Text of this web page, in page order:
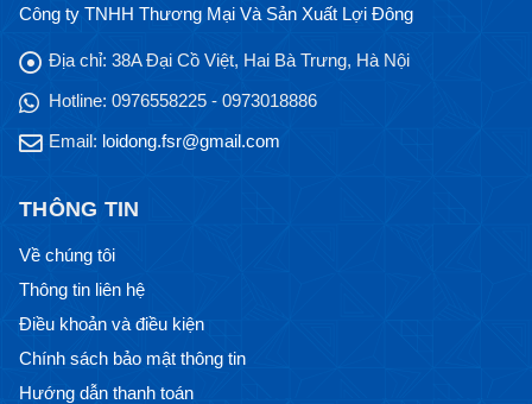
Công ty TNHH Thương Mại Và Sản Xuất Lợi Đông
Địa chỉ: 38A Đại Cồ Việt, Hai Bà Trưng, Hà Nội
Hotline: 0976558225 - 0973018886
Email: loidong.fsr@gmail.com
THÔNG TIN
Về chúng tôi
Thông tin liên hệ
Điều khoản và điều kiện
Chính sách bảo mật thông tin
Hướng dẫn thanh toán